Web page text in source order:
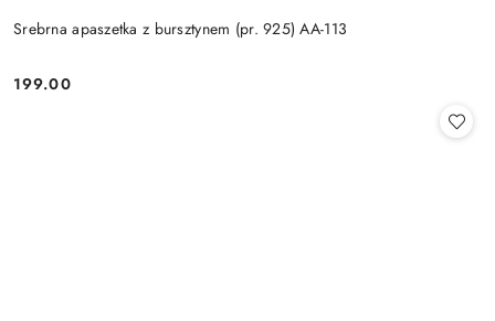
Srebrna apaszetka z bursztynem (pr. 925) AA-113
Cena:
199.00